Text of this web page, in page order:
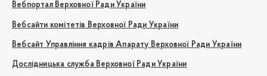
Вебпортал Верховної Ради України
Вебсайти комітетів Верховної Ради України
Вебсайт Управління кадрів Апарату Верховної Ради України
Дослідницька служба Верховної Ради України